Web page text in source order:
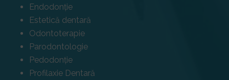
Endodonție
Estetică dentară
Odontoterapie
Parodontologie
Pedodonție
Profilaxie Dentară